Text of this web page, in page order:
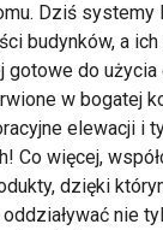
Dziś systemy
budynków, a
gotowe do
w bogatej
elewacji i
Co więcej,
dzięki
nie